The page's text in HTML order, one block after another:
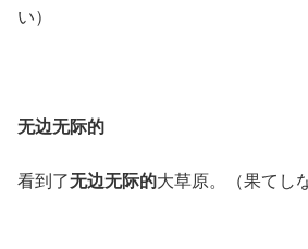
い）
无边无际的
看到了无边无际的大草原。（果てし